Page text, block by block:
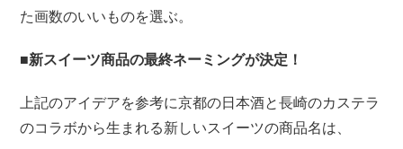
た画数のいいものを選ぶ。
■新スイーツ商品の最終ネーミングが決定！
上記のアイデアを参考に京都の日本酒と長崎のカステラ
のコラボから生まれる新しいスイーツの商品名は、